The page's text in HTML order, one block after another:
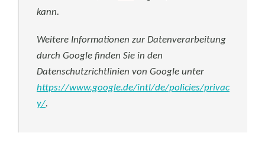
kann.
Weitere Informationen zur Datenverarbeitung
durch Google finden Sie in den
Datenschutzrichtlinien von Google unter
https://www.google.de/intl/de/policies/privac
y/.